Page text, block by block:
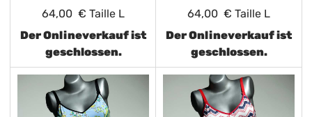
64,00 € Taille L
Der Onlineverkauf ist
geschlossen.
64,00 € Taille L
Der Onlineverkauf ist
geschlossen.